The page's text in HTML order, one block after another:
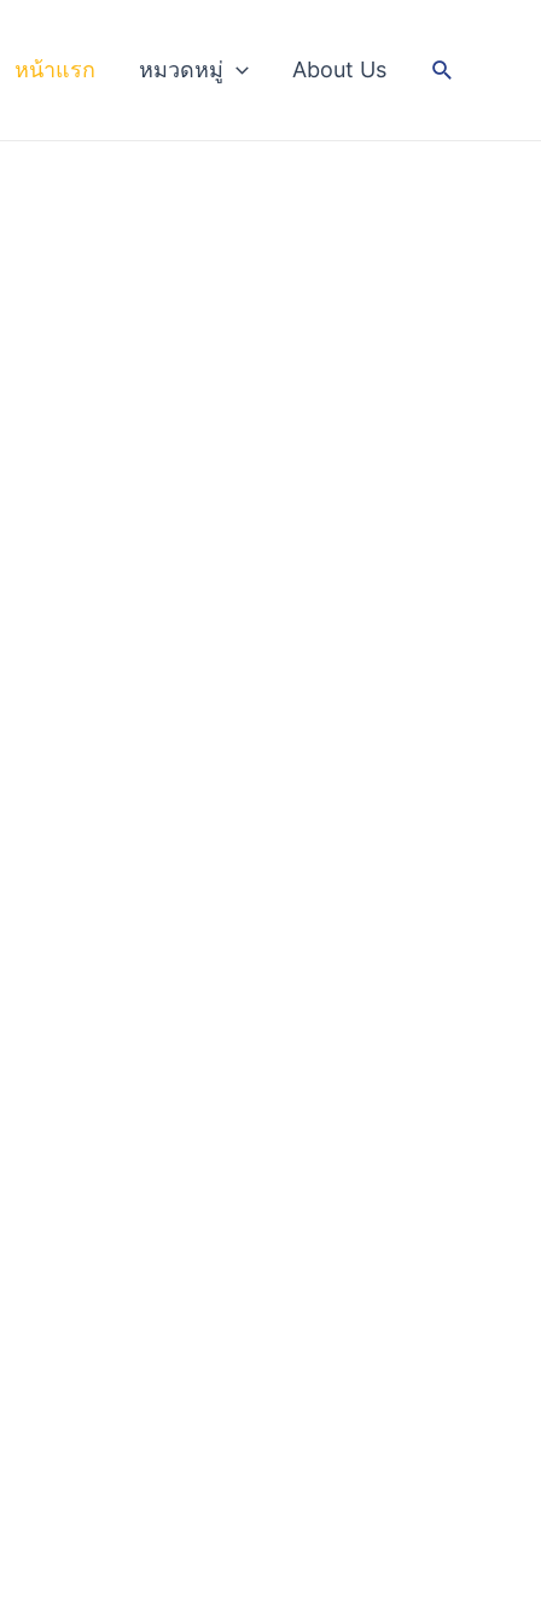
หน้าแรก หมวดหมู่ About Us Search